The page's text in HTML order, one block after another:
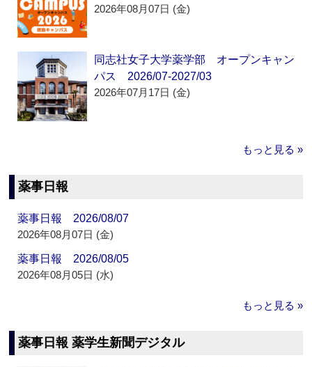
2026年08月07日 (金)
同志社女子大学薬学部 オープンキャン
パス 2026/07-2027/03
2026年07月17日 (金)
もっと見る »
薬事日報
薬事日報 2026/08/07
2026年08月07日 (金)
薬事日報 2026/08/05
2026年08月05日 (水)
もっと見る »
薬事日報 薬学生新聞デジタル